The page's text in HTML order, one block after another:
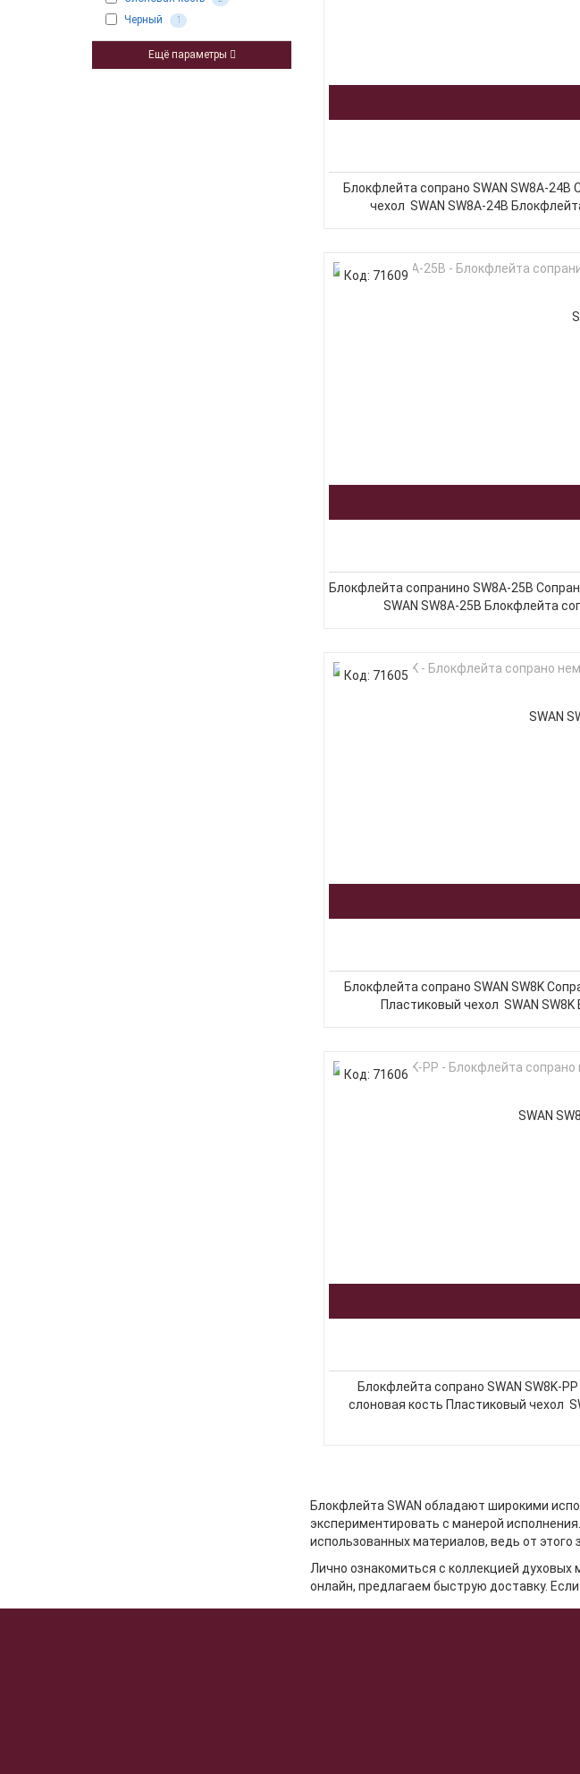
Черный 1
Ещё параметры
Блокфлейта сопрано SWAN SW8A-
чехол SWAN SW8A-24B
Код: 71609
Блокфлейта сопранино SW8A-25B
SWAN SW8A-25B Блокфлейта
Код: 71605
SWAN
Блокфлейта сопрано SWAN SW8K
Пластиковый чехол SWAN
Код: 71606
SWAN
Блокфлейта сопрано SWAN SW8K-
слоновая кость Пластиковый чехол
Блокфлейта SWAN обладают широкими
экспериментировать с манерой
использованных материалов, ведь от этого
Лично ознакомиться с коллекцией
онлайн, предлагаем быструю доставку.